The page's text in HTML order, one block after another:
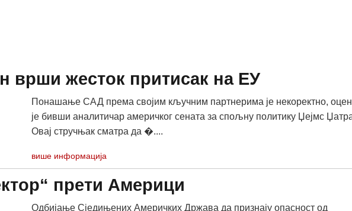
врши жесток притисак на ЕУ
Понашање САД према својим кључним партнерима је некоректно,
је бивши аналитичар америчког сената за спољну политику Џејмс
Овај стручњак сматра да �....
више информација
прети Америци
Одбијање Сједињених Америчких Држава да признају опасност од